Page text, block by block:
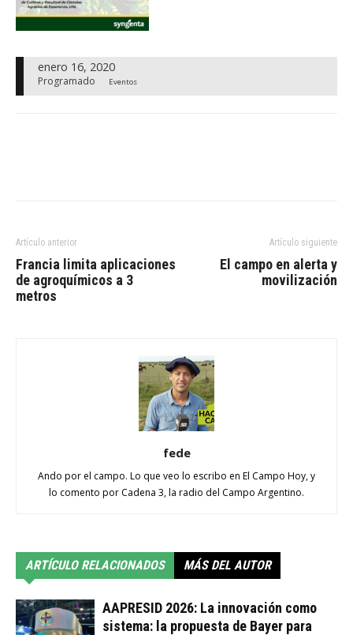
enero 16, 2020
Programado Eventos
Artículo anterior
Francia limita aplicaciones
de agroquímicos a 3
metros
Artículo siguiente
El campo en alerta y
movilización
fede
Ando por el campo. Lo que veo lo escribo en El Campo Hoy, y
lo comento por Cadena 3, la radio del Campo Argentino.
ARTÍCULO RELACIONADOS MÁS DEL AUTOR
AAPRESID 2026: La innovación como
sistema: la propuesta de Bayer para